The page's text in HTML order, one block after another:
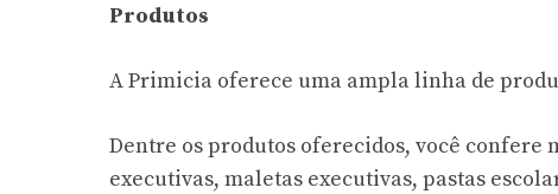
Produtos
A Primicia oferece uma ampla linha de
Dentre os produtos oferecidos, você confere
executivas, maletas executivas, pastas